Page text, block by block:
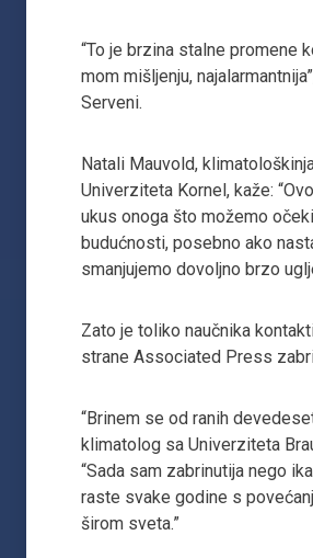
“To je brzina stalne promene
mom mišljenju,
Serveni.
Natali Mauvold,
Univerziteta Kornel, kaže:
ukus onoga što možemo
budućnosti, posebno ako
smanjujemo dovoljno brzo
Zato je toliko naučnika
strane Associated Press
“Brinem se od ranih
klimatolog sa Univerziteta
“Sada sam zabrinutija nego
raste svake godine s
širom sveta.”